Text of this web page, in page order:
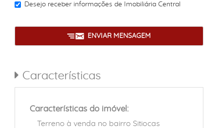
Desejo receber informações de Imobiliária Central
ENVIAR MENSAGEM
Características
Características do imóvel:
Terreno à venda no bairro Sitiocas